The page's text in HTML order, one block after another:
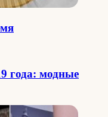
года: модные